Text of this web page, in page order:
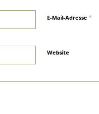
E-Mail-Adresse *
Website